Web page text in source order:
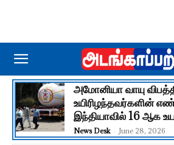
அமோனியா வாயு
உயிரிழந்தவர்களின்
இந்தியாவில் 16 ஆக
News Desk - June 28, 2026